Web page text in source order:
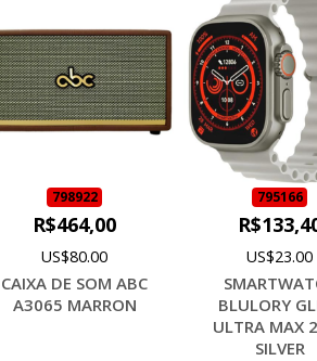
798922
R$464,00
US$80.00
CAIXA DE SOM ABC
A3065 MARRON
795166
US$23.00
BLULORY
ULTRA MAX
SILVER